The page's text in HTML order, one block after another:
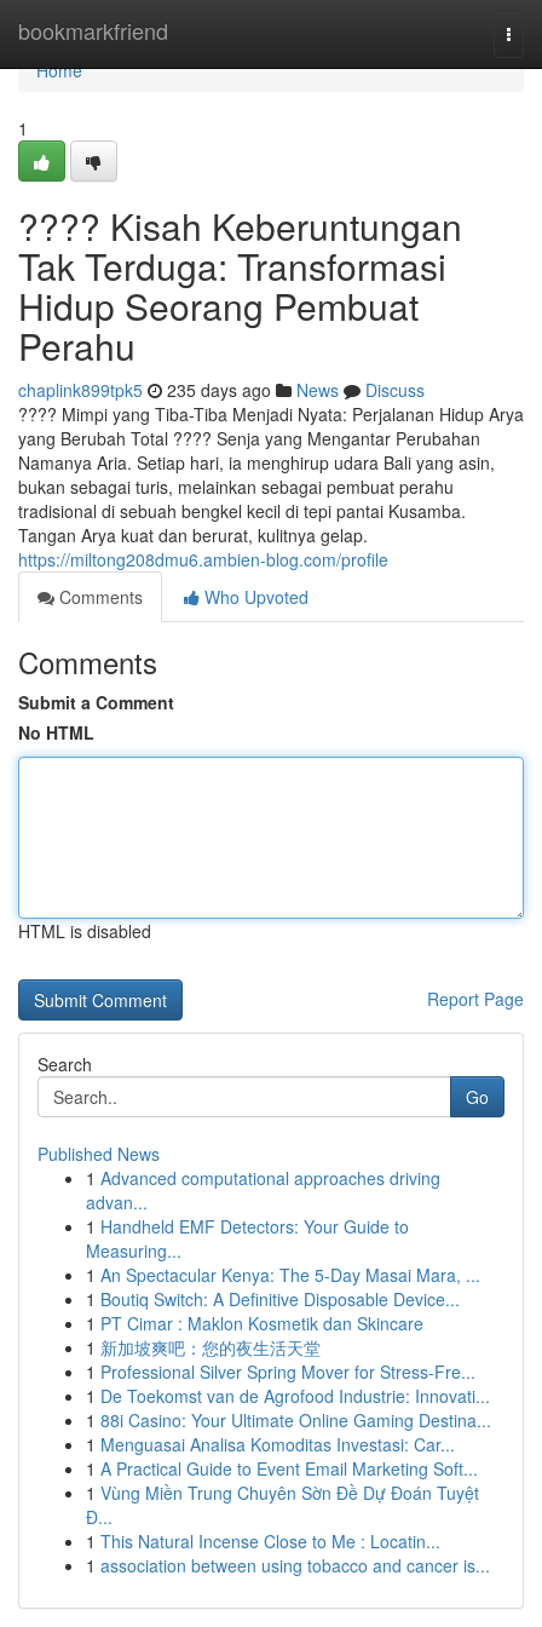
bookmarkfriend
Home
Home
1
???? Kisah Keberuntungan
Tak Terduga: Transformasi
Hidup Seorang Pembuat
Perahu
chaplink899tpk5 235 days ago News
Discuss
???? Mimpi yang Tiba-Tiba Menjadi Nyata: Perjalanan Hidup Arya
yang Berubah Total ????️ Senja yang Mengantar Perubahan
Namanya Aria. Setiap hari, ia menghirup udara Bali yang asin,
bukan sebagai turis, melainkan sebagai pembuat perahu
tradisional di sebuah bengkel kecil di tepi pantai Kusamba.
Tangan Arya kuat dan berurat, kulitnya gelap.
https://miltong208dmu6.ambien-blog.com/profile
Comments
Who Upvoted
Comments
Submit a Comment
No HTML
HTML is disabled
Report Page
Search
Go
Published News
1 Advanced computational approaches driving
advan...
1 Handheld EMF Detectors: Your Guide to
Measuring...
1 An Spectacular Kenya: The 5-Day Masai Mara, ...
1 Boutiq Switch: A Definitive Disposable Device...
1 PT Cimar : Maklon Kosmetik dan Skincare
1 新加坡爽吧：您的夜生活天堂
1 Professional Silver Spring Mover for Stress-Fre...
1 De Toekomst van de Agrofood Industrie: Innovati...
1 88i Casino: Your Ultimate Online Gaming Destina...
1 Menguasai Analisa Komoditas Investasi: Car...
1 A Practical Guide to Event Email Marketing Soft...
1 Vùng Miền Trung Chuyên Sờn Đề Dự Đoán Tuyệt
Đ...
1 This Natural Incense Close to Me : Locatin...
1 association between using tobacco and cancer is...